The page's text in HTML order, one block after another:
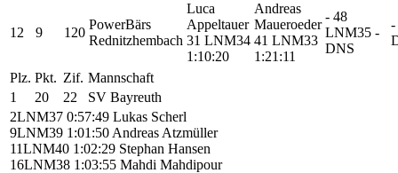
12 9 120
PowerBärs
Rednitzhembach
Luca
Appeltauer
31 LNM34
1:10:20
Andreas
Maueroeder
41 LNM33
1:21:11
- 48
LNM35 -
DNS
-
Plz. Pkt. Zif. Mannschaft
1
20 22
SV Bayreuth
2LNM37 0:57:49 Lukas Scherl
9LNM39 1:01:50 Andreas Atzmüller
11LNM40 1:02:29 Stephan Hansen
16LNM38 1:03:55 Mahdi Mahdipour